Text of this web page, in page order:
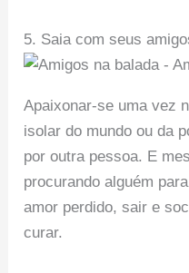
5. Saia com seus
Apaixonar-se uma vez
isolar do mundo ou da
por outra pessoa. E
procurando alguém
amor perdido, sair e
curar.